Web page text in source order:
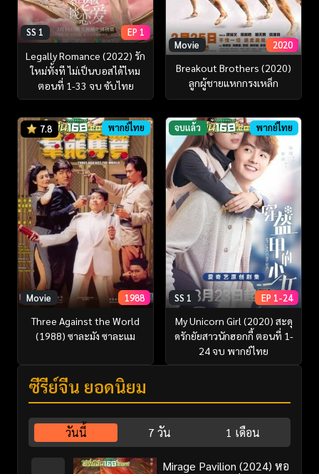
SS 1 EP 1
Legally Romance (2022) รัก
ใหม่ทั้งที ไม่เป็นบอสได้ไหม
ตอนที่ 1-33 จบ ซับไทย
Movie 2020
Breakout Brothers (2020)
ลูกผู้ชายแหกกรงเหล็ก
7.8 พากย์ไทย
Movie 1988
Three Against the World
(1988) ซาละมัง ซาละแม
จบแล้ว พากย์ไทย
SS 1 EP 1-24
My Unicorn Girl (2020) สะดุ
ดรักยัยสาวนักฮอกกี้ ตอนที่ 1-
24 จบ พากย์ไทย
ซีรี่ย์จีน ยอดนิยม
วันนี้ 7 วัน 1 เดือน
Mirage Pavilion (2024) หอ